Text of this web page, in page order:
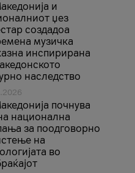
и
џез
создадоа
музичка
инспирирана
наследство
почнува
национална
за поодговорно
на
во